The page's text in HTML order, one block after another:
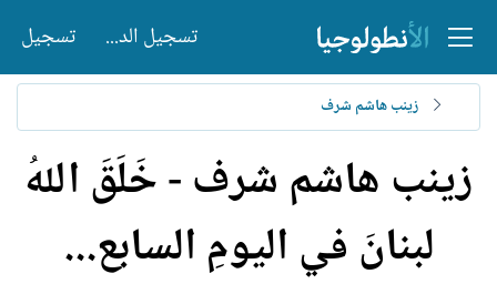
تسجيل الدخول تسجيل
زينب هاشم شرف
زينب هاشم شرف - خَلَقَ اللهُ
لبنانَ في اليومِ السابع...